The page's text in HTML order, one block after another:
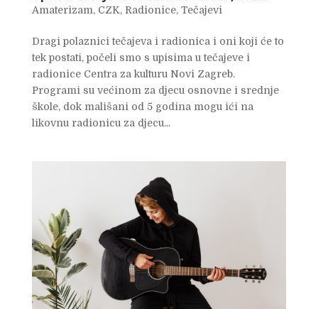
Amaterizam, CZK, Radionice, Tečajevi
Dragi polaznici tečajeva i radionica i oni koji će to
tek postati, počeli smo s upisima u tečajeve i
radionice Centra za kulturu Novi Zagreb.
Programi su većinom za djecu osnovne i srednje
škole, dok mališani od 5 godina mogu ići na
likovnu radionicu za djecu...